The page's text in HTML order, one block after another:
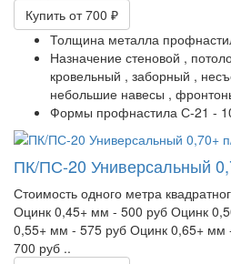
Купить от 700 ₽
Толщина металла
Назначение стеновой ,
кровельный , заборный ,
небольшие навесы ,
Формы профнастила С-21 -
ПК/ПС-20 Универсальный
Стоимость одного метра
Оцинк 0,45+ мм - 500 руб Оцинк
0,55+ мм - 575 руб Оцинк 0,65+ мм
700 руб ..